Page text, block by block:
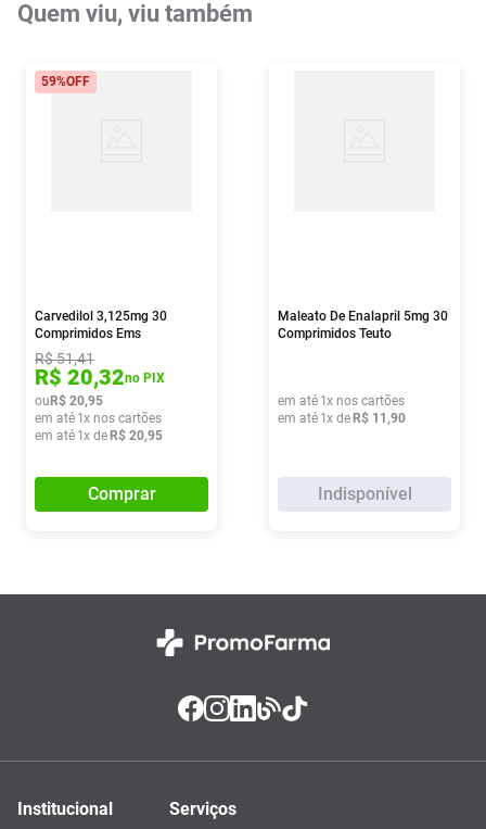
Quem viu, viu também
59%OFF
Carvedilol 3,125mg 30
Comprimidos Ems
R$51,41
R$ 20,32no PIX
ou R$ 20,95
em até 1x nos cartões
em até 1x de R$ 20,95
Comprar
Maleato De Enalapril 5mg 30
Comprimidos Teuto
em até 1x nos cartões
em até 1x de R$ 11 ,90
Indisponível
Institucional Serviços